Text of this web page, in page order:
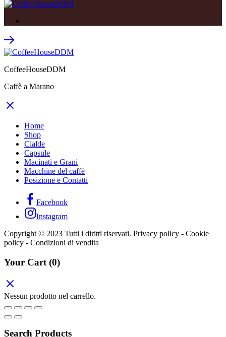
CoffeeHouseDDM
Caffè a Marano
Home
Shop
Cialde
Capsule
Macinati e Grani
Macchine del caffè
Posizione e Contatti
Facebook
Instagram
Copyright © 2023 Tutti i diritti riservati. Privacy policy - Cookie
policy - Condizioni di vendita
Your Cart (0)
Nessun prodotto nel carrello.
Search Products